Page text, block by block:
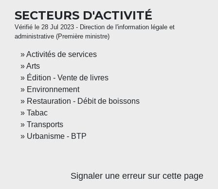
SECTEURS D'ACTIVITÉ
Vérifié le 28 Jul 2023 - Direction de l'information légale et
administrative (Première ministre)
Activités de services
Arts
Édition - Vente de livres
Environnement
Restauration - Débit de boissons
Tabac
Transports
Urbanisme - BTP
Signaler une erreur sur cette page